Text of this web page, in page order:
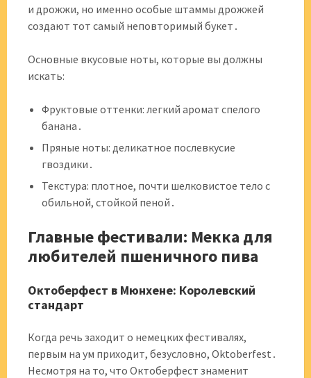
и дрожжи, но именно особые штаммы дрожжей
создают тот самый неповторимый букет․
Основные вкусовые ноты, которые вы должны
искать:
Фруктовые оттенки: легкий аромат спелого
банана․
Пряные ноты: деликатное послевкусие
гвоздики․
Текстура: плотное, почти шелковистое тело с
обильной, стойкой пеной․
Главные фестивали: Мекка для
любителей пшеничного пива
Октоберфест в Мюнхене: Королевский
стандарт
Когда речь заходит о немецких фестивалях,
первым на ум приходит, безусловно, Oktoberfest․
Несмотря на то, что Октоберфест знаменит